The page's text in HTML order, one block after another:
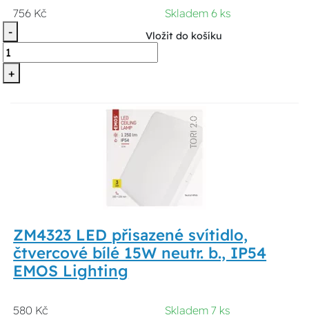
756 Kč
Skladem 6 ks
-
+
Vložit do košíku
ZM4323 LED přisazené svítidlo,
čtvercové bílé 15W neutr. b., IP54
EMOS Lighting
580 Kč Skladem 7 ks